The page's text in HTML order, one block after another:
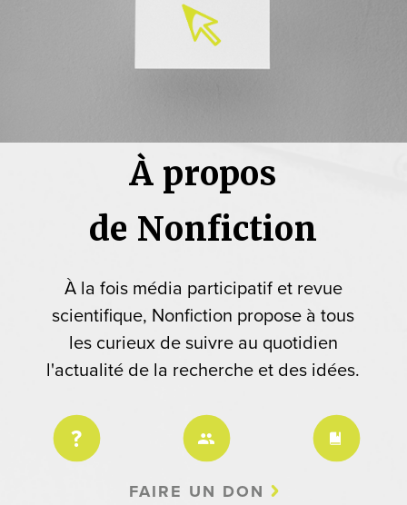
À propos
de Nonfiction
À la fois média participatif et revue
scientifique, Nonfiction propose à tous
les curieux de suivre au quotidien
l'actualité de la recherche et des idées.
FAIRE UN DON